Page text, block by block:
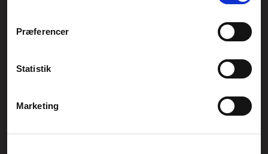
Præferencer
Statistik
Marketing
CVR.: 26208637
Generelle henvendelser:
Service- og reklamationsafdelingen: